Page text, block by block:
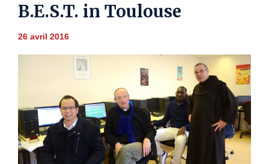
B.E.S.T. in Toulouse
26 avril 2016